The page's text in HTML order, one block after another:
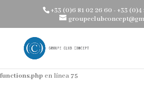
Intentando acceder al offset de
tipo bool en
/home/clients/
content/themes/groupe-club-concept-
functions.php en línea 75
+33 (0)6 81 02 26 60 - +33 (0)4